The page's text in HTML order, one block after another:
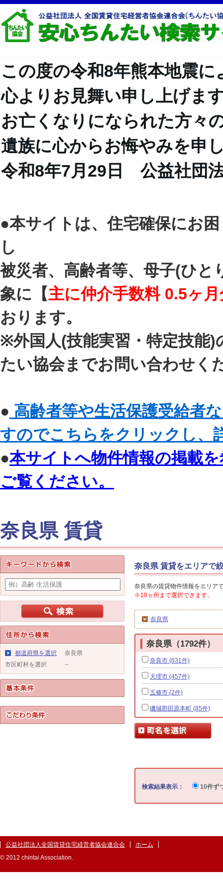
この度の令和8年熊本地震
心よりお見舞い申し上げま
お亡くなりになられた方々
遺族に心からお悔やみを申
令和8年7月29日 公益社団
●本サイトは、住宅確保にお
し
被災者、高齢者等、母子(ひと
象に【主に仲介手数料 0.5ヶ
おります。
※外国人(技能実習・特定技能
たい協会までお問い合わせく
● 高齢者等や生活保護受給者
すのでこちらをクリックし、
●本サイトへ物件情報の掲載
ご覧ください。
奈良県 賃貸
奈良県 賃貸をエリアで
奈良県の賃貸物件情報をエリア
※10ヵ所まで選択できます。
奈良県
奈良県（1792件）
奈良市 (631件)
天理市 (457件)
五條市 (2件)
磯城郡田原本町 (85件)
検索結果表示： 10件ず
都道府県を選択
奈良県
市区町村を選択
--
公益社団法人全国賃貸住宅経営者協会連合会
ホーム
© 2012 chintai Association.